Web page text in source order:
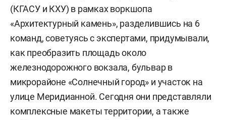
(КГАСУ и КХУ) в рамках воркшопа
«Архитектурный камень», разделившись на 6
команд, советуясь с экспертами, придумывали,
как преобразить площадь около
железнодорожного вокзала, бульвар в
микрорайоне «Солнечный город» и участок на
улице Меридианной. Сегодня они представляли
комплексные макеты территории, а также